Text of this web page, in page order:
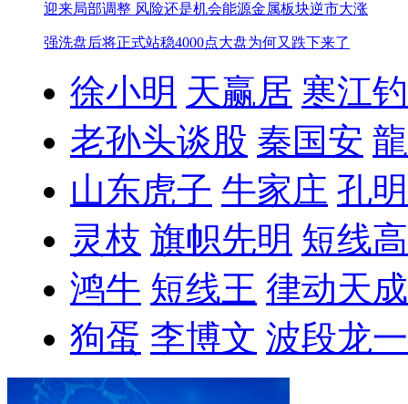
迎来局部调整 风险还是机会能源金属板块逆市大涨
强洗盘后将正式站稳4000点大盘为何又跌下来了
徐小明 天赢居 寒江
老孙头谈股 秦国安
山东虎子 牛家庄 孔
灵枝 旗帜先明 短线
鸿牛 短线王 律动天成
狗蛋 李博文 波段龙一